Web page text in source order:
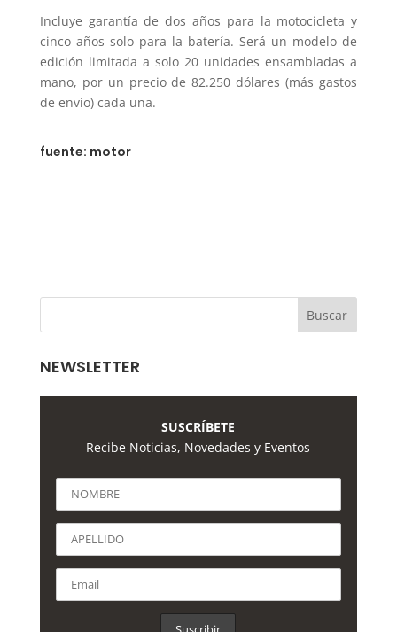
Incluye garantía de dos años para la motocicleta y
cinco años solo para la batería. Será un modelo de
edición limitada a solo 20 unidades ensambladas a
mano, por un precio de 82.250 dólares (más gastos
de envío) cada una.
fuente: motor
NEWSLETTER
SUSCRÍBETE
Recibe Noticias, Novedades y Eventos